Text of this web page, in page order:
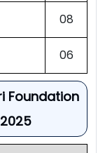
08
06
Foundation